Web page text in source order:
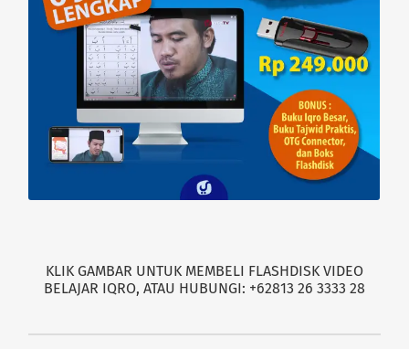
KLIK GAMBAR UNTUK MEMBELI FLASHDISK VIDEO
BELAJAR IQRO, ATAU HUBUNGI: +62813 26 3333 28